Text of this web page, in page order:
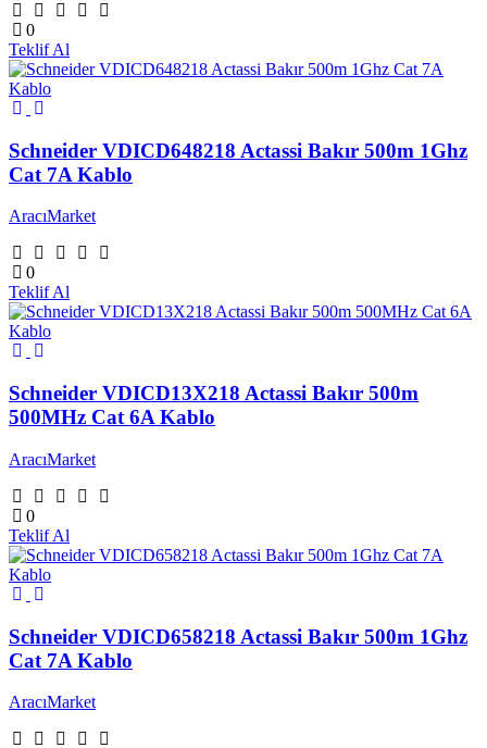
0
Teklif Al
Schneider VDICD648218 Actassi Bakır 500m 1Ghz
Cat 7A Kablo
AracıMarket
0
Teklif Al
Schneider VDICD13X218 Actassi Bakır 500m
500MHz Cat 6A Kablo
AracıMarket
0
Teklif Al
Schneider VDICD658218 Actassi Bakır 500m 1Ghz
Cat 7A Kablo
AracıMarket